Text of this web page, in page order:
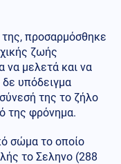
της, προσαρμόσθηκε
ζωής
να μελετά και να
δε υπόδειγμα
της το ζήλο
της φρόνημα.
σώμα το οποίο
το Σεληνο (288